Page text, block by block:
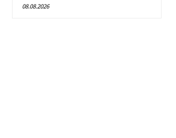
08.08.2026